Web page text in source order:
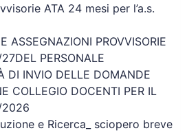
ATA 24 mesi per l’a.s.
ASSEGNAZIONI PROVVISORIE
PERSONALE
DI INVIO DELLE DOMANDE
COLLEGIO DOCENTI PER IL
2026
e Ricerca_ sciopero breve